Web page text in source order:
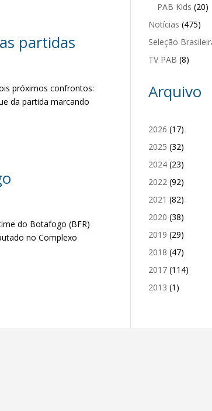
partidas
próximos confrontos:
da partida marcando
do Botafogo (BFR)
no Complexo
PAB Kids (20)
Notícias (475)
Seleção
TV PAB (8)
Arquivo
2026 (17)
2025 (32)
2024 (23)
2022 (92)
2021 (82)
2020 (38)
2019 (29)
2018 (47)
2017 (114)
2013 (1)